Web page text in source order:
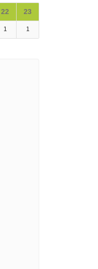
22 23
1 1